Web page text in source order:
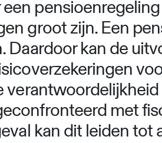
groot zijn. Een
Daardoor kan de
met
kan dit leiden